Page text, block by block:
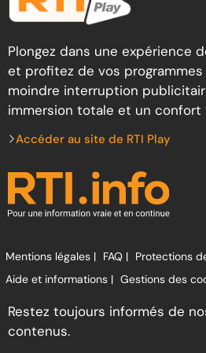
Plongez dans une expérience
et profitez de vos programmes
moindre interruption
immersion totale et un confort
Accéder au site de RTI Play
Mentions légales | FAQ | Protections
Aide et informations | Gestions des
Restez toujours informés de
contenus.